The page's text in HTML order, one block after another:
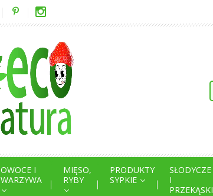
OWOCE I
WARZYWA
MIĘSO,
RYBY
PRODUKTY
SYPKIE
SŁODYCZE
I
PRZEKĄSKI